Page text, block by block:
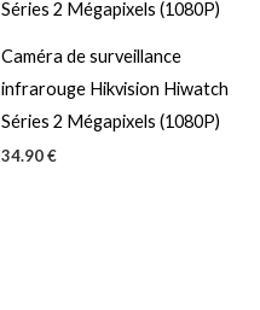
Caméra de surveillance
infrarouge Hikvision Hiwatch
Séries 2 Mégapixels (1080P)
34.90€